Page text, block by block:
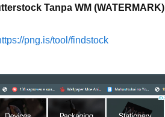
Tanpa WM (WATERMARK)
png.is/tool/findstock